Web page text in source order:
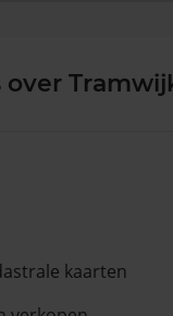
kaarten